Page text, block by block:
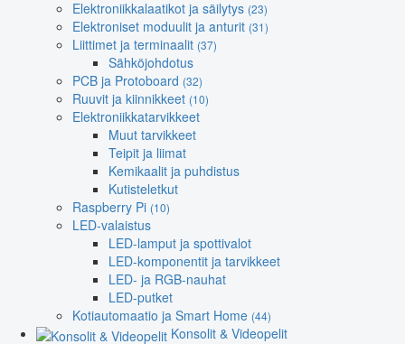
Elektroniikkalaatikot ja säilytys (23)
Elektroniset moduulit ja anturit (31)
Liittimet ja terminaalit (37)
Sähköjohdotus
PCB ja Protoboard (32)
Ruuvit ja kiinnikkeet (10)
Elektroniikkatarvikkeet
Muut tarvikkeet
Teipit ja liimat
Kemikaalit ja puhdistus
Kutisteletkut
Raspberry Pi (10)
LED-valaistus
LED-lamput ja spottivalot
LED-komponentit ja tarvikkeet
LED- ja RGB-nauhat
LED-putket
Kotiautomaatio ja Smart Home (44)
Konsolit & Videopelit